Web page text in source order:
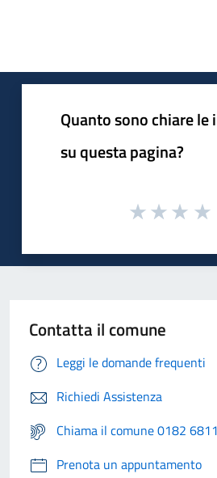
Quanto sono chiare
su questa pagina?
Contatta il comune
Leggi le domande frequenti
Richiedi Assistenza
Chiama il comune 0182
Prenota un appuntamento